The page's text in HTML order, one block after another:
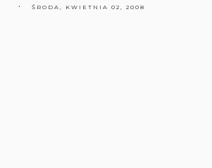
ŚRODA, KWIETNIA 02, 2008